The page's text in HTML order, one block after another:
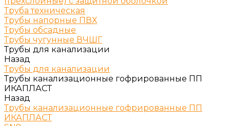
Труба техническая
Трубы напорные ПВХ
Трубы обсадные
Трубы чугунные ВЧШГ
Трубы для канализации
Назад
Трубы для канализации
Трубы канализационные гофрированные ПП
ИКАПЛАСТ
Назад
Трубы канализационные гофрированные ПП
ИКАПЛАСТ